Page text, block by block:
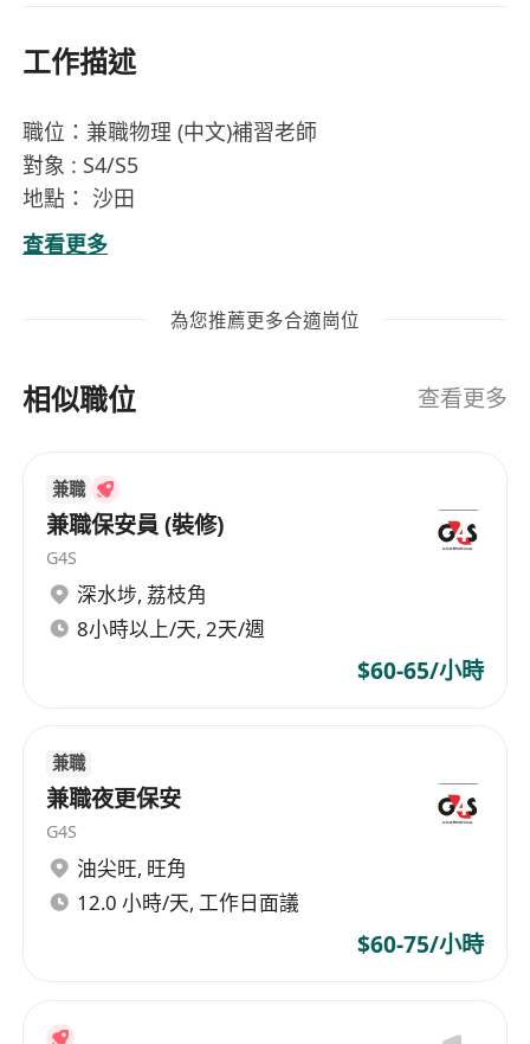
工作描述
職位：兼職物理 (中文)補習老師
對象 : S4/S5
地點： 沙田
時間 : 實際時間按center 決定
有意請PM.
負責為中四（S4）及中五（S5）學生提供以中
學、波動、電磁學及原子物理等核心單元，緊貼
講義、練習及模擬試題，並進行課堂講解、即時
答疑與錯題分析。
定期跟進學生學習表現，透過小測、作業批改及
學習反饋，協助學生建立系統性物理思維與解題
邏輯。
配合補習中心教學安排，在沙田區指定場地（實
則上介乎上午9時至下午6時之間）。
與中心導師團隊保持溝通，參與簡要教學準備會
議或教材共用，確保教學質素與課程進度一致。
工作要求
須為香港永久居民，符合本地兼職就業資格，能
熟練運用廣東話及普通話進行清晰、準確的中文
術語及教材內容。
查看更多
為您推薦更多合適崗位
相似職位 查看更多
兼職
兼職保安員 (裝修)
G4S
深水埗, 荔枝角
8小時以上/天, 2天/週
$60-65/小時
兼職
兼職夜更保安
G4S
油尖旺, 旺角
12.0 小時/天, 工作日面議
$60-75/小時